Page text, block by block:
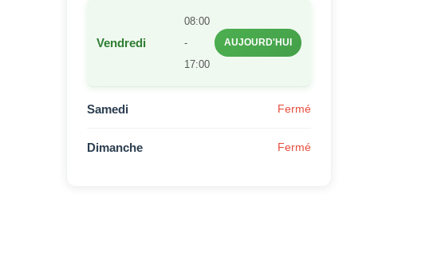
Vendredi
08:00
-
17:00
AUJOURD'HUI
Samedi Fermé
Dimanche Fermé